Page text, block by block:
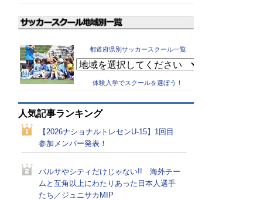
都道府県別サッカースクール一覧
体験入学でスクールを選ぼう！
人気記事ランキング
【2026ナショナルトレセンU-15】1回目
参加メンバー発表！
バルサやシティだけじゃない!! 海外チー
ムと互角以上にわたりあった日本人選手
たち／ジュニサカMIP